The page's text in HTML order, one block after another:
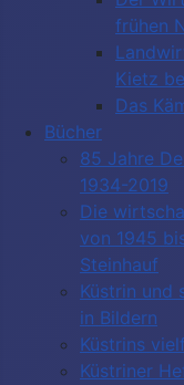
frühen
Kietz
Das
Bücher
85 Jahre
1934-2019
Die
von 1945
Steinhauf
Küstrin und
in Bildern
Küstrins
Küstriner